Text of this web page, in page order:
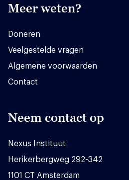
Meer weten?
Doneren
Veelgestelde vragen
Algemene voorwaarden
Contact
Neem contact op
Nexus Instituut
Herikerbergweg 292-342
1101 CT Amsterdam